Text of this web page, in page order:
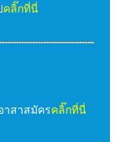
คลิ๊กที่นี่
าสาสมัครคลิ๊กที่นี่